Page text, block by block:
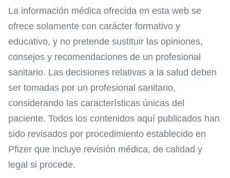
La información médica ofrecida en esta web se
ofrece solamente con carácter formativo y
educativo, y no pretende sustituir las opiniones,
consejos y recomendaciones de un profesional
sanitario. Las decisiones relativas a la salud deben
ser tomadas por un profesional sanitario,
considerando las características únicas del
paciente. Todos los contenidos aquí publicados han
sido revisados por procedimiento establecido en
Pfizer que incluye revisión médica, de calidad y
legal si procede.